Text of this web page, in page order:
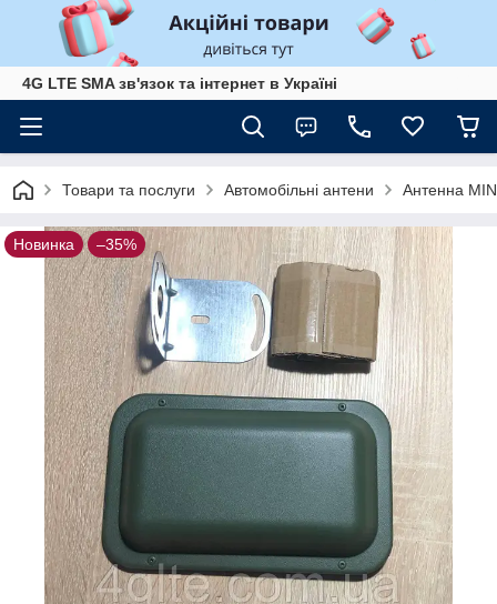
4G LTE SMA зв'язок та інтернет в Україні
Товари та послуги Автомобільні антени Антенна
Новинка –35%